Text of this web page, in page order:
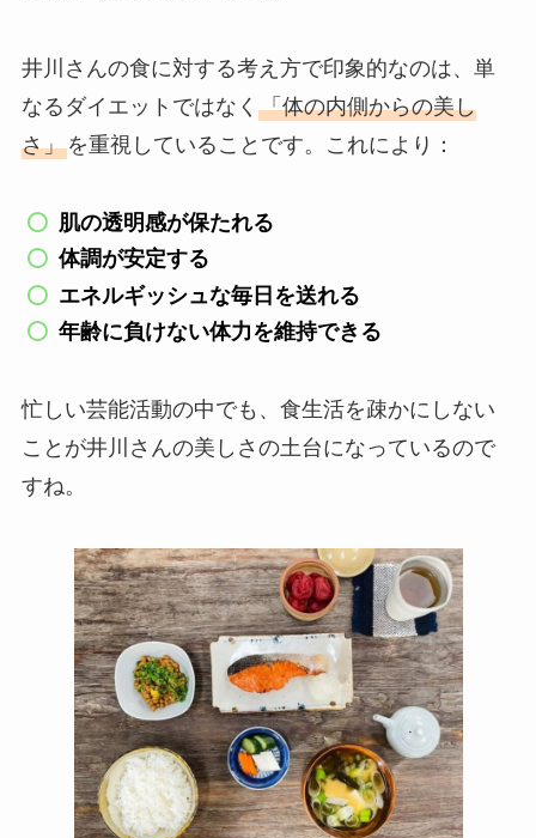
井川さんの食に対する考え方で印象的なのは、単
なるダイエットではなく 「体の内側からの美し
さ」を重視していることです。これにより：
肌の透明感が保たれる
体調が安定する
エネルギッシュな毎日を送れる
年齢に負けない体力を維持できる
忙しい芸能活動の中でも、食生活を疎かにしない
ことが井川さんの美しさの土台になっているので
すね。